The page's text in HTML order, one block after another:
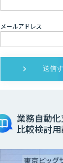
メールアドレス
業務自動
比較検討